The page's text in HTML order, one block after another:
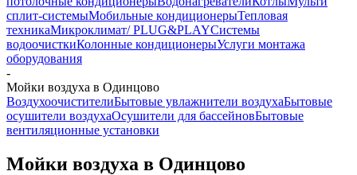
сплит-системыМобильные кондиционерыТепловая
техникаМикроклимат/ PLUG&PLAYСистемы
водоочисткиКолонные кондиционерыУслуги монтажа
оборудования
-
Мойки воздуха в Одинцово
ВоздухоочистителиБытовые увлажнители воздухаБытовые
осушители воздухаОсушители для бассейновБытовые
вентиляционные установки
Мойки воздуха в Одинцово